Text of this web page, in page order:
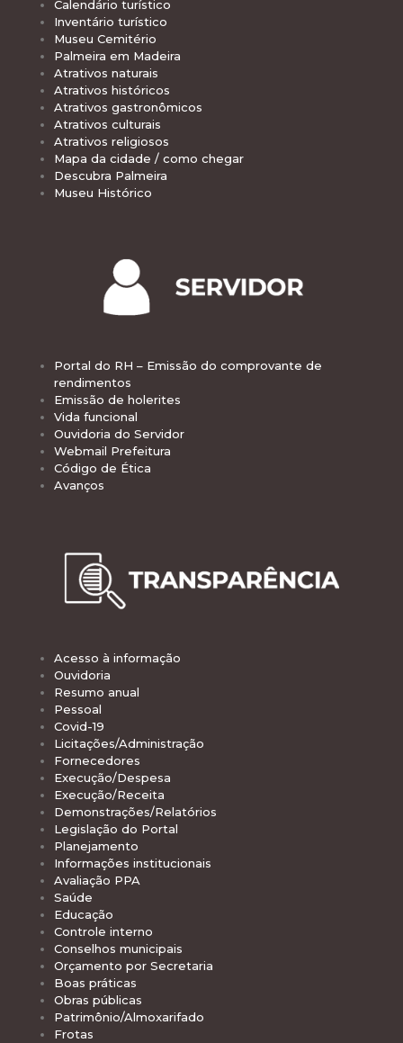
Calendário turístico
Inventário turístico
Museu Cemitério
Palmeira em Madeira
Atrativos naturais
Atrativos históricos
Atrativos gastronômicos
Atrativos culturais
Atrativos religiosos
Mapa da cidade / como chegar
Descubra Palmeira
Museu Histórico
Portal do RH – Emissão do comprovante de
rendimentos
Emissão de holerites
Vida funcional
Ouvidoria do Servidor
Webmail Prefeitura
Código de Ética
Avanços
Acesso à informação
Ouvidoria
Resumo anual
Pessoal
Covid-19
Licitações/Administração
Fornecedores
Execução/Despesa
Execução/Receita
Demonstrações/Relatórios
Legislação do Portal
Planejamento
Informações institucionais
Avaliação PPA
Saúde
Educação
Controle interno
Conselhos municipais
Orçamento por Secretaria
Boas práticas
Obras públicas
Patrimônio/Almoxarifado
Frotas